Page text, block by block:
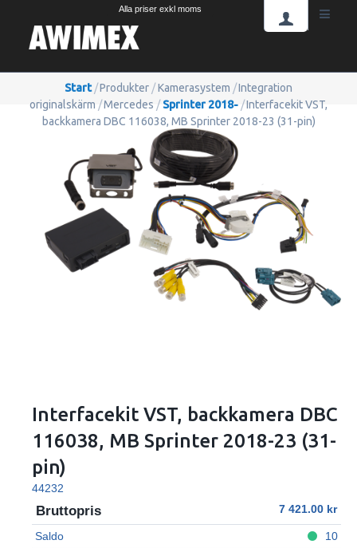
Alla priser exkl moms
Start /Produkter /Kamerasystem /Integration
originalskärm /Mercedes / Sprinter 2018- /Interfacekit VST,
backkamera DBC 116038, MB Sprinter 2018-23 (31-pin)
Interfacekit VST, backkamera DBC
116038, MB Sprinter 2018-23 (31-
pin)
44232
Bruttopris 7 421.00
Saldo 10